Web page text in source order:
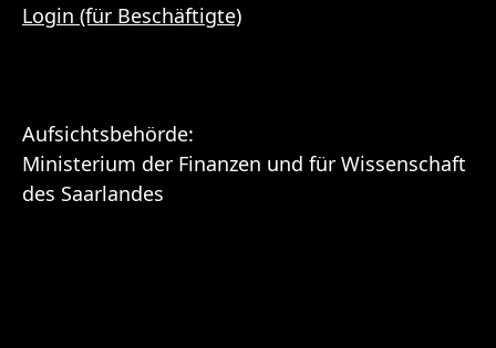
Login (für Beschäftigte)
Aufsichtsbehörde:
Ministerium der Finanzen und für Wissenschaft
des Saarlandes